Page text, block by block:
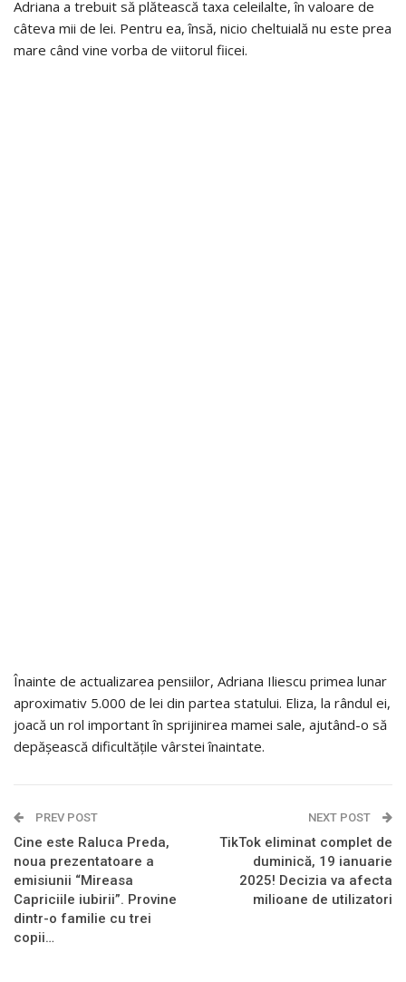
Adriana a trebuit să plătească taxa celeilalte, în valoare de
câteva mii de lei. Pentru ea, însă, nicio cheltuială nu este prea
mare când vine vorba de viitorul fiicei.
Înainte de actualizarea pensiilor, Adriana Iliescu primea lunar
aproximativ 5.000 de lei din partea statului. Eliza, la rândul ei,
joacă un rol important în sprijinirea mamei sale, ajutând-o să
depășească dificultățile vârstei înaintate.
PREV POST
Cine este Raluca Preda,
noua prezentatoare a
emisiunii “Mireasa
Capriciile iubirii”. Provine
dintr-o familie cu trei
copii…
NEXT POST
TikTok eliminat complet de
duminică, 19 ianuarie
2025! Decizia va afecta
milioane de utilizatori